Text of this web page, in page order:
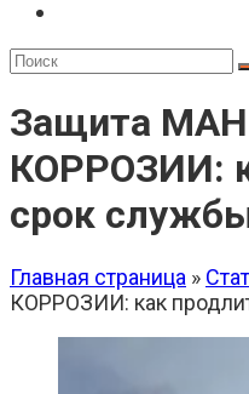
Защита
КОРРОЗИИ:
срок
Главная страница »
КОРРОЗИИ: как